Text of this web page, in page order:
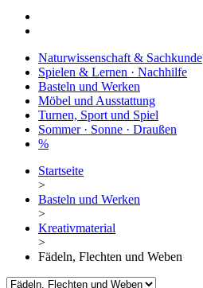
Naturwissenschaft & Sachkunde
Spielen & Lernen · Nachhilfe
Basteln und Werken
Möbel und Ausstattung
Turnen, Sport und Spiel
Sommer · Sonne · Draußen
%
Startseite
>
Basteln und Werken
>
Kreativmaterial
>
Fädeln, Flechten und Weben